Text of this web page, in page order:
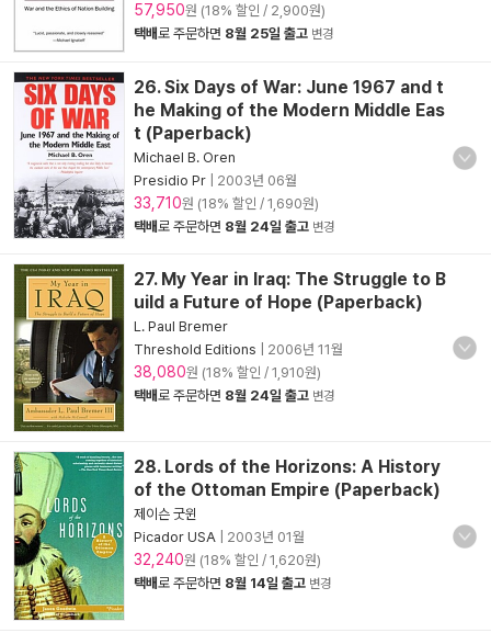
57,950원 (18% 할인 / 2,900원)
택배로 주문하면 8월 25일 출고 변경
26. Six Days of War: June 1967 and t
he Making of the Modern Middle Eas
t (Paperback)
Michael B. Oren
Presidio Pr
2003년 06월
33,710원 (18% 할인 / 1,690원)
택배로 주문하면 8월 24일 출고 변경
27. My Year in Iraq: The Struggle to B
uild a Future of Hope (Paperback)
L. Paul Bremer
Threshold Editions
2006년 11월
38,080원 (18% 할인 / 1,910원)
택배로 주문하면 8월 24일 출고 변경
28. Lords of the Horizons: A History
of the Ottoman Empire (Paperback)
제이슨 굿윈
Picador USA
2003년 01월
32,240원 (18% 할인 / 1,620원)
택배로 주문하면 8월 14일 출고 변경